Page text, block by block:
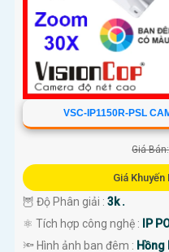
VSC-IP1150R-PSL
Giá
Giá Khuyến
🦉 Độ Phân giải : 3k .
⚛️ Tích hợp công nghệ :
IP
🔦 Hình ảnh ban đêm : Hồng